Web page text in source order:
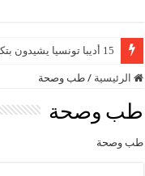
15 أديبا تونسيا يشيدون بتكريم الشاعر علي الدرورة
الرئيسية / طب وصحة
طب وصحة
طب وصحة